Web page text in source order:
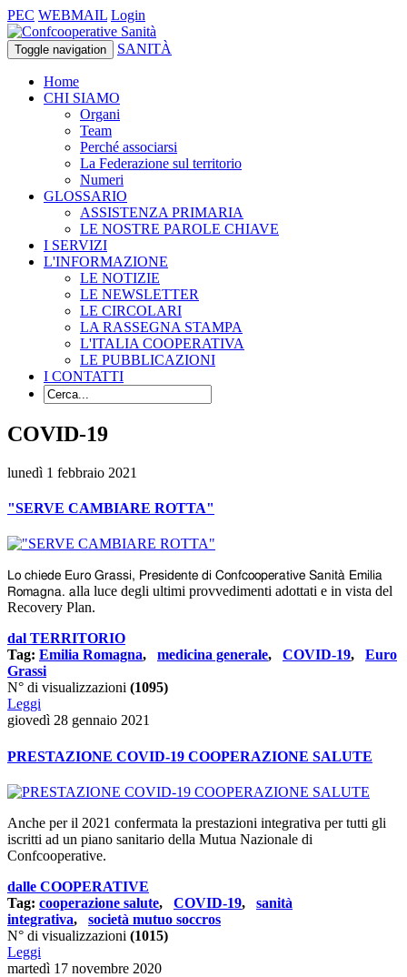
PEC WEBMAIL Login
Toggle navigation SANITÀ
Home
CHI SIAMO
Organi
Team
Perché associarsi
La Federazione sul territorio
Numeri
GLOSSARIO
ASSISTENZA PRIMARIA
LE NOSTRE PAROLE CHIAVE
I SERVIZI
L'INFORMAZIONE
LE NOTIZIE
LE NEWSLETTER
LE CIRCOLARI
LA RASSEGNA STAMPA
L'ITALIA COOPERATIVA
LE PUBBLICAZIONI
I CONTATTI
COVID-19
lunedì 1 febbraio 2021
"SERVE CAMBIARE ROTTA"
Lo chiede Euro Grassi, Presidente di Confcooperative Sanità Emilia
Romagna. alla luce degli ultimi provvedimenti adottati e in vista del
Recovery Plan.
dal TERRITORIO
Tag: Emilia Romagna, medicina generale, COVID-19, Euro
Grassi
N° di visualizzazioni (1095)
Leggi
giovedì 28 gennaio 2021
PRESTAZIONE COVID-19 COOPERAZIONE SALUTE
Anche per il 2021 confermata la prestazioni integrativa per tutti gli
iscritti ad un piano sanitario della Mutua Nazionale di
Confcooperative.
dalle COOPERATIVE
Tag: cooperazione salute, COVID-19, sanità
integrativa, società mutuo soccros
N° di visualizzazioni (1015)
Leggi
martedì 17 novembre 2020